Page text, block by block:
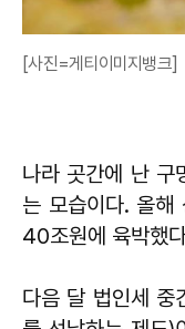
[사진=게티이미지뱅크]
나라 곳간에 난 구
는 모습이다. 올해
40조원에 육박했
다음 달 법인세 중